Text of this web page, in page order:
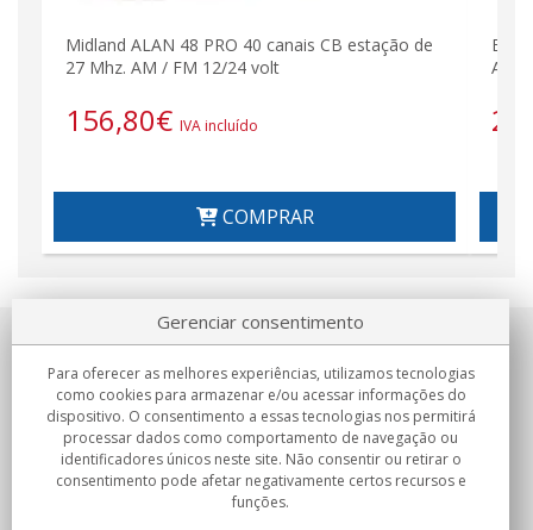
Midland ALAN 48 PRO 40 canais CB estação de
27 Mhz. AM / FM 12/24 volt
156,80€ IVA incluído
COMPRAR
AM/
Sobre nosotros
Compromissos
Compras
Gerenciar consentimento
Para oferecer as melhores experiências, utilizamos tecnologias
como cookies para armazenar e/ou acessar informações do
dispositivo. O consentimento a essas tecnologias nos permitirá
processar dados como comportamento de navegação ou
identificadores únicos neste site. Não consentir ou retirar o
consentimento pode afetar negativamente certos recursos e
funções.